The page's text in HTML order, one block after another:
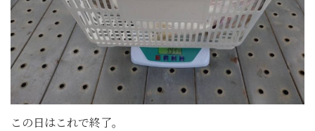
この日はこれで終了。